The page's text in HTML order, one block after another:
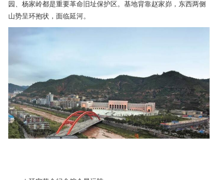
园、杨家岭都是重要革命旧址保护区。基地背靠赵家峁，东西两侧
山势呈环抱状，面临延河。